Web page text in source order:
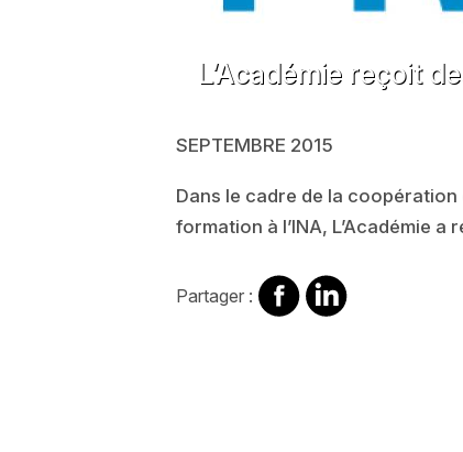
L’Académie reçoit
SEPTEMBRE 2015
Dans le cadre de la coopération
formation à l’INA, L’Académie
Partager : Partager
sur
Partager
sur